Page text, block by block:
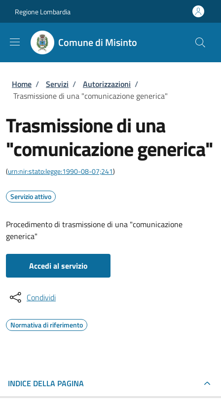
Regione Lombardia
Comune di Misinto
Briciole di pane
Home / Servizi / Autorizzazioni /
Trasmissione di una "comunicazione generica"
Trasmissione di una
"comunicazione generica"
(urn:nir:stato:legge:1990-08-07;241)
Servizio attivo
Procedimento di trasmissione di una "comunicazione
generica"
Accedi al servizio
Condividi
Normativa di riferimento
INDICE DELLA PAGINA